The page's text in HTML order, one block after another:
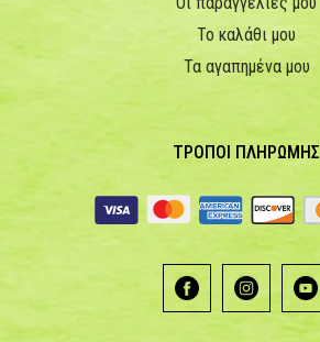
Το καλάθι μου
Τα αγαπημένα μου
ΤΡΟΠΟΙ ΠΛΗΡΩΜΗΣ